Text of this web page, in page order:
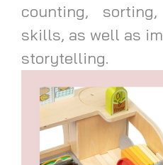
counting,
skills, as well as
storytelling.